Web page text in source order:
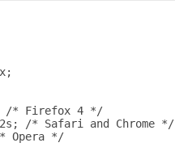
4 */
and Chrome */
*/